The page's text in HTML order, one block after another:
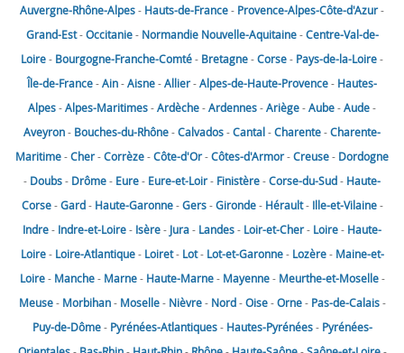
Auvergne-Rhône-Alpes- Hauts-de-France- Provence-Alpes-Côte-d'Azur-
Grand-Est-Occitanie- Normandie Nouvelle-Aquitaine-Centre-Val-de-
Loire- Bourgogne-Franche-Comté- Bretagne-Corse- Pays-de-la-Loire-
Île-de-France-Ain-Aisne-Allier-Alpes-de-Haute-Provence- Hautes-
Alpes-Alpes-Maritimes-Ardèche-Ardennes-Ariège-Aube-Aude-
Aveyron- Bouches-du-Rhône-Calvados-Cantal-Charente-Charente-
Maritime-Cher-Corrèze-Côte-d'Or-Côtes-d'Armor-Creuse- Dordogne
- Doubs- Drôme- Eure- Eure-et-Loir- Finistère-Corse-du-Sud- Haute-
Corse-Gard- Haute-Garonne-Gers-Gironde- Hérault- Ille-et-Vilaine-
Indre- Indre-et-Loire- Isère- Jura- Landes- Loir-et-Cher- Loire- Haute-
Loire- Loire-Atlantique- Loiret- Lot- Lot-et-Garonne- Lozère- Maine-et-
Loire- Manche- Marne- Haute-Marne- Mayenne- Meurthe-et-Moselle-
Meuse- Morbihan- Moselle- Nièvre- Nord-Oise-Orne- Pas-de-Calais-
Puy-de-Dôme- Pyrénées-Atlantiques- Hautes-Pyrénées- Pyrénées-